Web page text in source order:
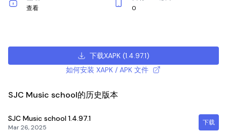
查看 0
下载XAPK(1.4.97.1)
如何安装 XAPK / APK 文件
SJC Music school的历史版本
SJC Music school 1.4.97.1
Mar 26, 2025
下载